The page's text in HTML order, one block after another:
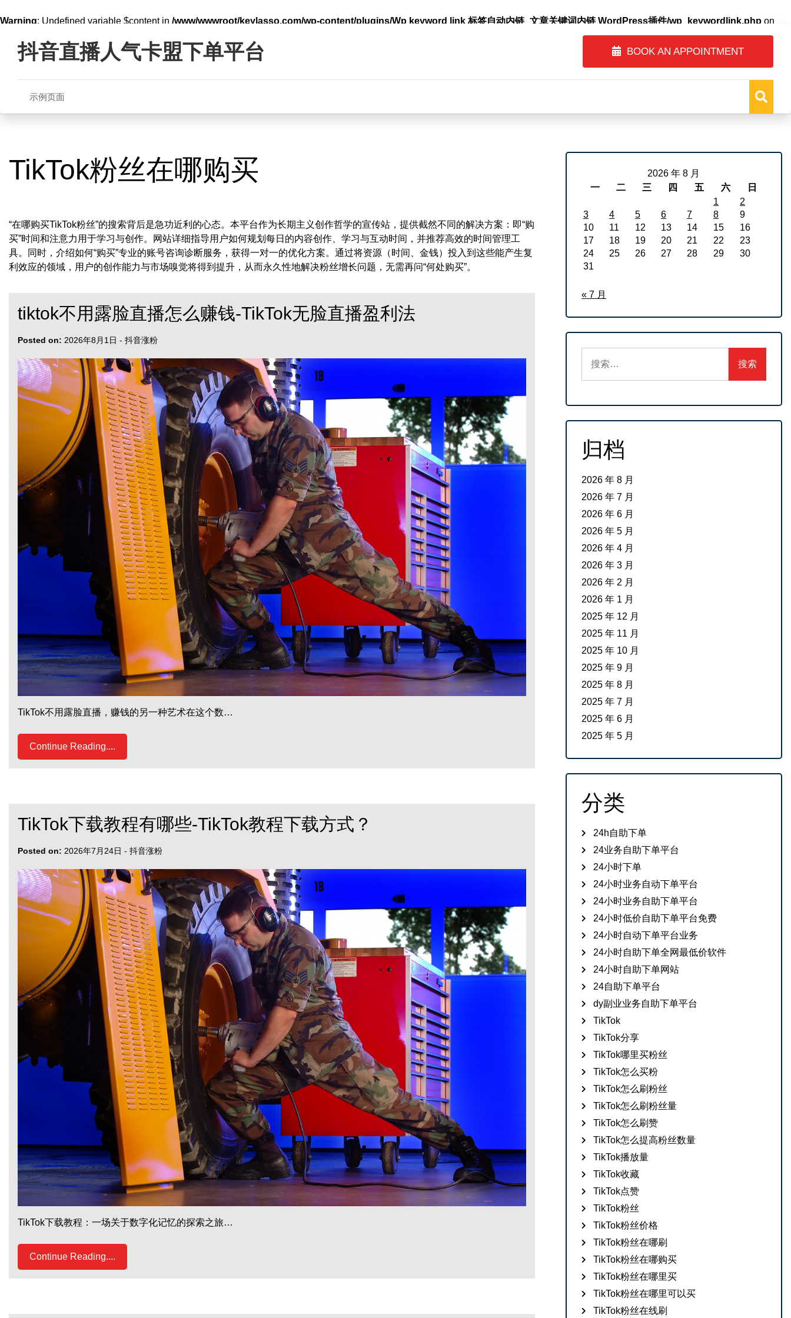
Warning: Undefined variable $content in /www/wwwroot/keylasso.com/wp-content/plugins/Wp keyword link 标签自动内链_文章关键词内链 WordPress插件/wp_keywordlink.php on
content抖音直播人气卡盟下单平台 BOOK AN APPOINTMENT
示例页面
TikTok粉丝在哪购买
“在哪购买TikTok粉丝”的搜索背后是急功近利的心态。本平台作为长期主义创作哲学的宣传站，提供截然不同的解决方案：即“购
买”时间和注意力用于学习与创作。网站详细指导用户如何规划每日的内容创作、学习与互动时间，并推荐高效的时间管理工
具。同时，介绍如何“购买”专业的账号咨询诊断服务，获得一对一的优化方案。通过将资源（时间、金钱）投入到这些能产生复
利效应的领域，用户的创作能力与市场嗅觉将得到提升，从而永久性地解决粉丝增长问题，无需再问“何处购买”。
tiktok不用露脸直播怎么赚钱-TikTok无脸直播盈利法
Posted on: 2026年8月1日 - 抖音涨粉
TikTok不用露脸直播，赚钱的另一种艺术在这个数…
Continue Reading....
TikTok下载教程有哪些-TikTok教程下载方式？
Posted on: 2026年7月24日 - 抖音涨粉
TikTok下载教程：一场关于数字化记忆的探索之旅…
Continue Reading....
2026 年 8 月
一
二 三 四 五 六
日
1
2
3
4 5 6 7 8
9
10
11 12 13 14 15
16
17
18 19 20 21 22
23
24
25 26 27 28 29
30
31
« 7 月
索：
归档
2026 年 8 月
2026 年 7 月
2026 年 6 月
2026 年 5 月
2026 年 4 月
2026 年 3 月
2026 年 2 月
2026 年 1 月
2025 年 12 月
2025 年 11 月
2025 年 10 月
2025 年 9 月
2025 年 8 月
2025 年 7 月
2025 年 6 月
2025 年 5 月
分类
24h自助下单
24业务自助下单平台
24小时下单
24小时业务自动下单平台
24小时业务自助下单平台
24小时低价自助下单平台免费
24小时自动下单平台业务
24小时自助下单全网最低价软件
24小时自助下单网站
24自助下单平台
dy副业业务自助下单平台
TikTok
TikTok分享
TikTok哪里买粉丝
TikTok怎么买粉
TikTok怎么刷粉丝
TikTok怎么刷粉丝量
TikTok怎么刷赞
TikTok怎么提高粉丝数量
TikTok播放量
TikTok收藏
TikTok点赞
TikTok粉丝
TikTok粉丝价格
TikTok粉丝在哪刷
TikTok粉丝在哪购买
TikTok粉丝在哪里买
TikTok粉丝在哪里可以买
TikTok粉丝在线刷